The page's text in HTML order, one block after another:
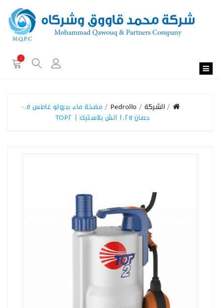
0
الشركة Pedrollo
مضخة ماء بدرولو غاطس 0.5
حصان 1.25 انش بلاستيك | TOP2